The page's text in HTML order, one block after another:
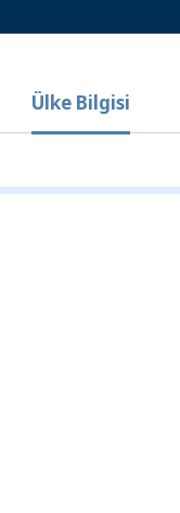
Ülke Bilgisi